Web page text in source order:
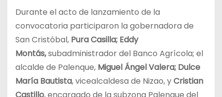
Durante el acto de lanzamiento de la
convocatoria participaron la gobernadora de
San Cristóbal, Pura Casilla; Eddy
Montás,subadministrador del Banco Agrícola; el
alcalde de Palenque, Miguel Ángel Valera; Dulce
María Bautista, vicealcaldesa de Nizao, yCristian